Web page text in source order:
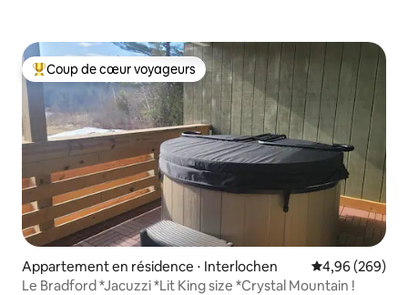
Coups de cœur voyageurs les plus appréciés
Coup de cœur voyageurs
Appartement en résidence ⋅ Interlochen Évaluation
4,96 (269)
Le Bradford *Jacuzzi *Lit King size *Crystal Mountain !